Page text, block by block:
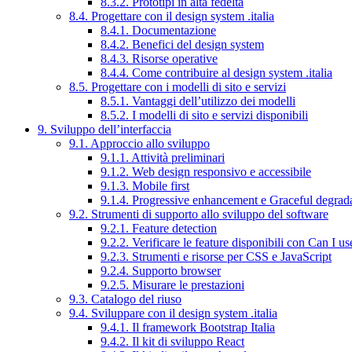
8.4. Progettare con il design system .italia
8.4.1. Documentazione
8.4.2. Benefici del design system
8.4.3. Risorse operative
8.4.4. Come contribuire al design system .italia
8.5. Progettare con i modelli di sito e servizi
8.5.1. Vantaggi dell’utilizzo dei modelli
8.5.2. I modelli di sito e servizi disponibili
9. Sviluppo dell’interfaccia
9.1. Approccio allo sviluppo
9.1.1. Attività preliminari
9.1.2. Web design responsivo e accessibile
9.1.3. Mobile first
9.1.4. Progressive enhancement e Graceful
9.2. Strumenti di supporto allo sviluppo del software
9.2.1. Feature detection
9.2.2. Verificare le feature disponibili con Can I
9.2.3. Strumenti e risorse per CSS e JavaScript
9.2.4. Supporto browser
9.2.5. Misurare le prestazioni
9.3. Catalogo del riuso
9.4. Sviluppare con il design system .italia
9.4.1. Il framework Bootstrap Italia
9.4.2. Il kit di sviluppo React